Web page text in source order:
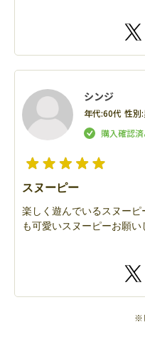
シンジ
年代:60代 性別:
スヌーピー
楽しく遊んでいるスヌー
も可愛いスヌーピーお願い
※